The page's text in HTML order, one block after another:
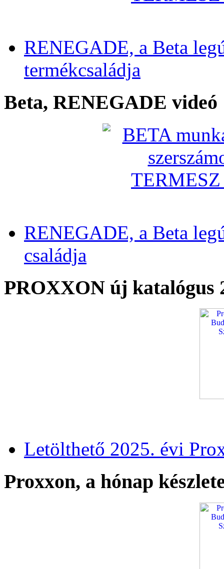
RENEGADE, a Beta
termékcsaládja
Beta, RENEGADE videó
RENEGADE, a Beta
családja
PROXXON új katalógus
Letölthető 2025. évi
Proxxon, a hónap